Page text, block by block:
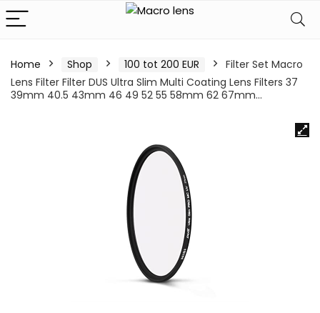
Home Shop 100 tot 200 EUR
Filter Set Macro
Lens Filter Filter DUS Ultra Slim Multi Coating Lens Filters 37
39mm 40.5 43mm 46 49 52 55 58mm 62 67mm…